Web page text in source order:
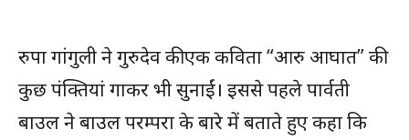
रुपा गांगुली ने गुरुदेव की एक कविता “आरु आघात” की
कुछ पंक्तियां गाकर भी सुनाईं। इससे पहले पार्वती
बाउल ने बाउल परम्परा के बारे में बताते हुए कहा कि